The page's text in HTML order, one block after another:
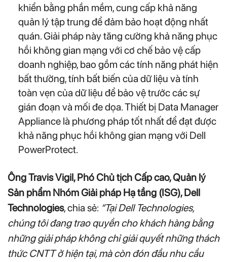
khiển bằng phần mềm, cung cấp khả năng
quản lý tập trung để đảm bảo hoạt động nhất
quán. Giải pháp này tăng cường khả năng phục
hồi không gian mạng với cơ chế bảo vệ cấp
doanh nghiệp, bao gồm các tính năng phát hiện
bất thường, tính bất biến của dữ liệu và tính
toàn vẹn của dữ liệu để bảo vệ trước các sự
gián đoạn và mối đe dọa. Thiết bị Data Manager
Appliance là phương pháp tốt nhất để đạt được
khả năng phục hồi không gian mạng với Dell
PowerProtect.
Ông Travis Vigil, Phó Chủ tịch Cấp cao, Quản lý
Sản phẩm Nhóm Giải pháp Hạ tầng (ISG), Dell
Technologies, chia sẻ: “Tại Dell Technologies,
chúng tôi đang trao quyền cho khách hàng bằng
những giải pháp không chỉ giải quyết những thách
thức CNTT ở hiện tại, mà còn đón đầu nhu cầu